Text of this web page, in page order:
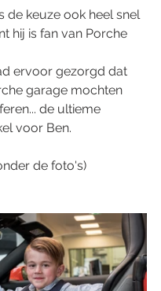
de keuze ook heel snel
hij is fan van Porche
ervoor gezorgd dat
garage mochten
de ultieme
voor Ben.
de foto's)